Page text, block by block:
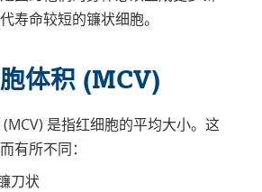
寿命较短的镰状细胞。
体积 (MCV)
是指红细胞的平均大小。这
有所不同：
刀状